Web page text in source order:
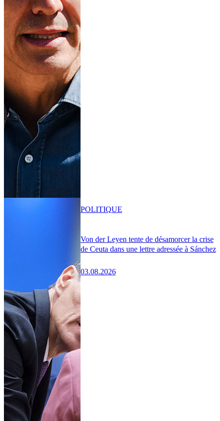
Von der Leyen tente de désamorcer la crise
de Ceuta dans une lettre adressée à Sánchez
03.08.2026
POLITIQUE